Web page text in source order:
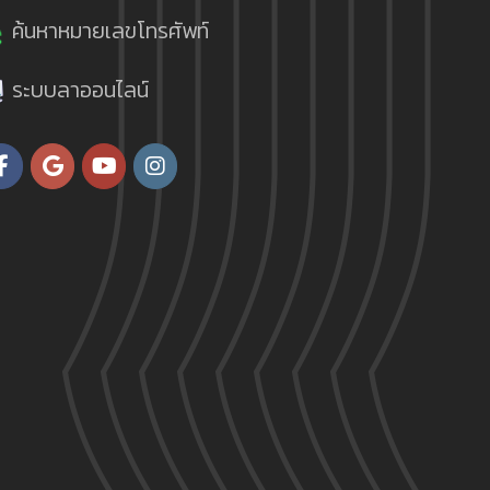
ค้นหาหมายเลขโทรศัพท์
ระบบลาออนไลน์